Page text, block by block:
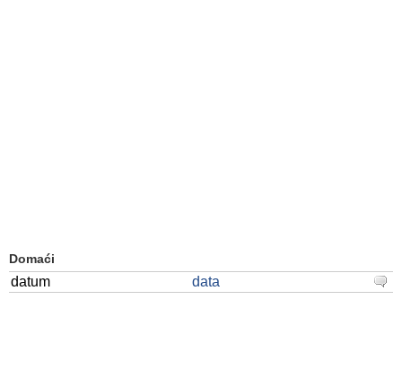
Domaći
datum data